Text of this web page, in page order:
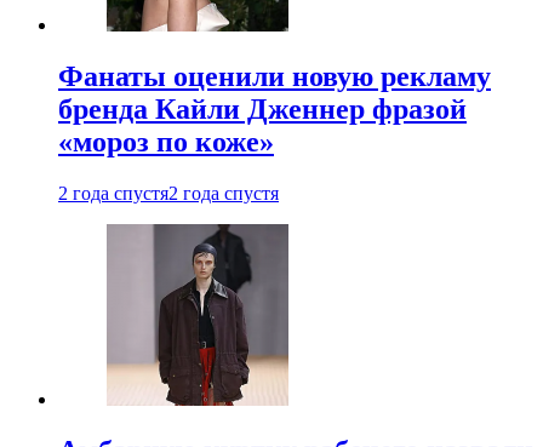
Фанаты оценили новую рекламу
бренда Кайли Дженнер фразой
«мороз по коже»
2 года спустя2 года спустя